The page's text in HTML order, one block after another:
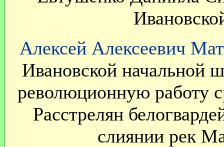
Алексей Алексеевич
Ивановской начальной
революционную работу
Расстрелян
слиянии рек